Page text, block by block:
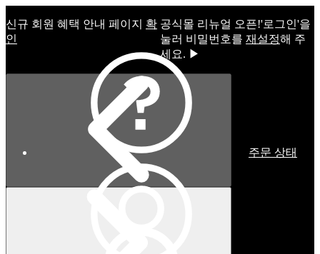
신규 회원 혜택 안내 페이지 확
인
공식몰 리뉴얼 오픈!ㅤ'로그인'을
눌러 비밀번호를 재설정해 주
세요. ▶
주문 상태